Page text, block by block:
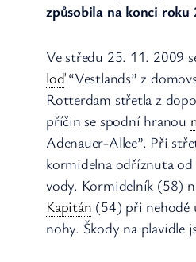
způsobila na konci roku
Ve středu 25. 11. 2009
loď“Vestlands” z
Rotterdam střetla z
příčin se spodní hranou
Adenauer-Allee”. Při
kormidelna odříznuta
vody. Kormidelník (58)
Kapitán (54) při nehodě
nohy. Škody na plavidle